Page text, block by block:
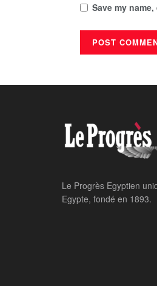
Save my
Le Progrès Egyptien
Egypte, fondé en 1893.